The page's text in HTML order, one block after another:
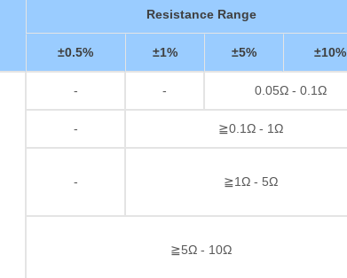
Resistance Range
±0.5%
±1% ±5% ±10%
- - 0.05Ω - 0.1Ω
- ≧0.1Ω - 1Ω
- ≧1Ω - 5Ω
≧5Ω - 10Ω